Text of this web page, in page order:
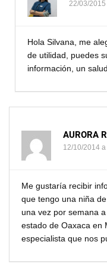
22/03/
Hola Silvana, me
de utilidad, puedes
información, un
AURORA
12/10/2014
Me gustaría recibir
que tengo una niña
una vez por semana
estado de Oaxaca en
especialista que nos